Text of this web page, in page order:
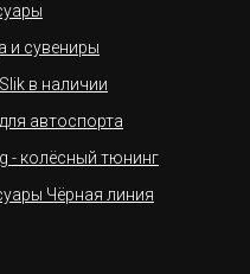
и сувениры
в наличии
автоспорта
- колёсный тюнинг
Чёрная линия